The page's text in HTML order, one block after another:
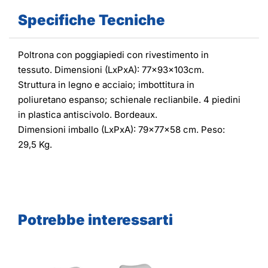
Specifiche Tecniche
Poltrona con poggiapiedi con rivestimento in
tessuto. Dimensioni (LxPxA): 77x93x103cm.
Struttura in legno e acciaio; imbottitura in
poliuretano espanso; schienale reclianbile. 4 piedini
in plastica antiscivolo. Bordeaux.
Dimensioni imballo (LxPxA): 79x77x58 cm. Peso:
29,5 Kg.
Potrebbe interessarti